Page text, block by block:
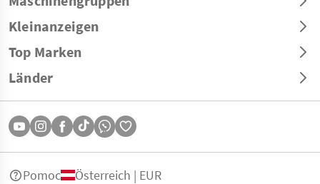
Kleinanzeigen
Top Marken
Länder
Pomoc Österreich | EUR